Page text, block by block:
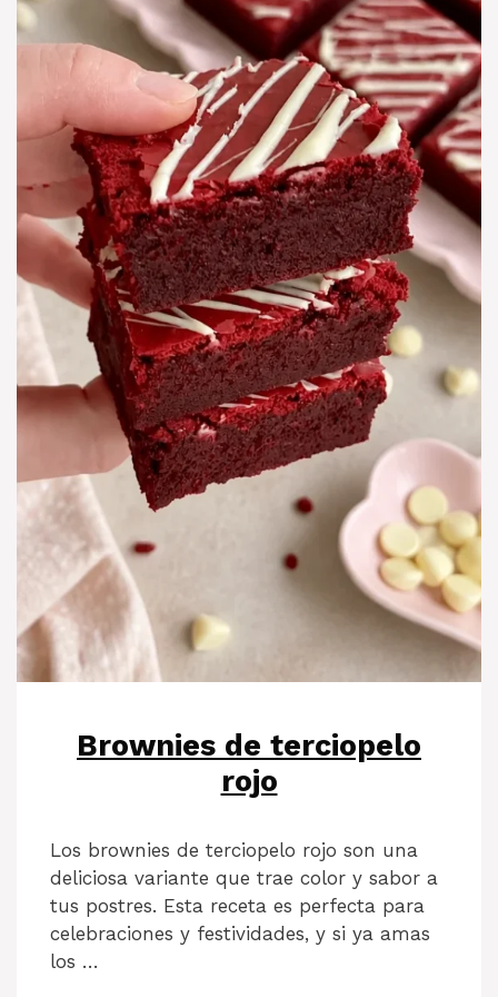
Brownies de terciopelo
rojo
Los brownies de terciopelo rojo son una
deliciosa variante que trae color y sabor a
tus postres. Esta receta es perfecta para
celebraciones y festividades, y si ya amas
los …